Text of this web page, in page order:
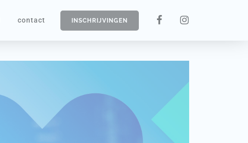
contact INSCHRIJVINGEN